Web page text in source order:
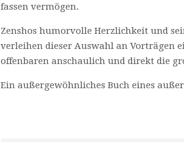
fassen vermögen.
Zenshos humorvolle Herzlichkeit und
verleihen dieser Auswahl an Vorträgen
offenbaren anschaulich und direkt die
Ein außergewöhnliches Buch eines